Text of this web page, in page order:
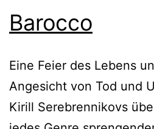
Barocco
Eine Feier des Lebens
Angesicht von Tod und
Kirill Serebrennikovs